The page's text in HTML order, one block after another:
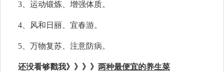
3、运动锻炼、增强体质。
4、风和日丽、宜春游。
5、万物复苏、注意防病。
还没看够戳我》》》》 两种最便宜的养生菜